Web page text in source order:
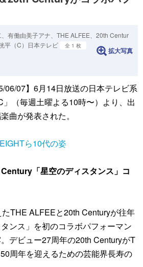
有働由美子アナ、THE ALFEE、20th Centur
平（C）日本テレビ
全 1 枚
拡大写真
06/07】6月14日放送の日本テレビ系
（毎週土曜よる10時〜）より、出
曲が発表された。
ら10代の姿
「星空のディスタンス」コ
THE ALFEEと20th Centuryが往年
ンス」を初のコラボパフォーマン
デビュー27周年の20th CenturyがT
周年を迎えるための芸能界長寿の